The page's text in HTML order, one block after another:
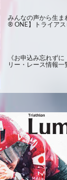
みんなの声から生ま
® ONE】トライア
《お申込み忘れず
リー・レース情報一